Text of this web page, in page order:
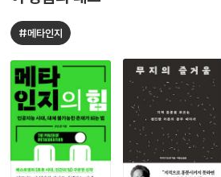
#메타인지